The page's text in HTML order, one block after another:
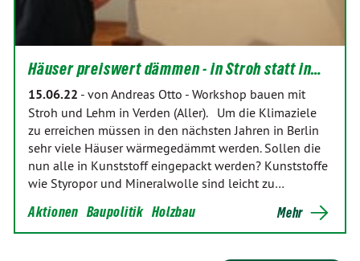
Häuser preiswert dämmen - in Stroh statt in…
15.06.22 - von Andreas Otto - Workshop bauen mit
Stroh und Lehm in Verden (Aller). Um die Klimaziele
zu erreichen müssen in den nächsten Jahren in Berlin
sehr viele Häuser wärmegedämmt werden. Sollen die
nun alle in Kunststoff eingepackt werden? Kunststoffe
wie Styropor und Mineralwolle sind leicht zu…
Aktionen Baupolitik Holzbau Mehr